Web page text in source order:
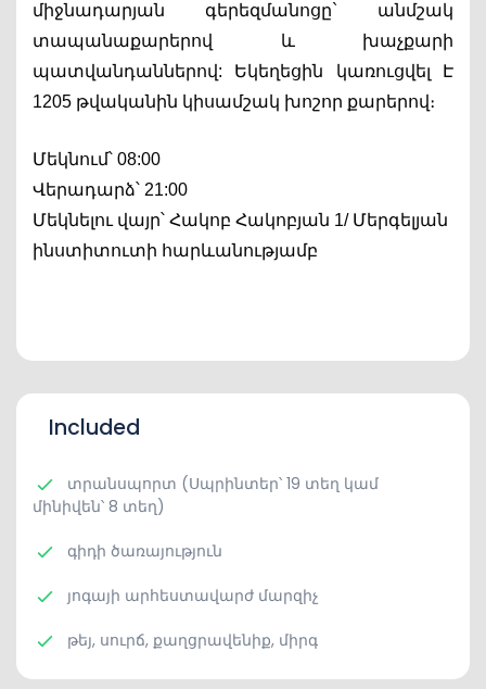
միջնադարյան գերեզմանոցը` անմշակ
տապանաքարերով և խաչքարի
պատվանդաններով: Եկեղեցին կառուցվել Է
1205 թվականին կիսամշակ խոշոր քարերով։
Մեկնում՝ 08:00
Վերադարձ՝ 21:00
Մեկնելու վայր՝ Հակոբ Հակոբյան 1/ Մերգելյան
ինստիտուտի հարևանությամբ
Included
տրանսպորտ (Սպրինտեր՝ 19 տեղ կամ
մինիվեն՝ 8 տեղ)
գիդի ծառայություն
յոգայի արհեստավարժ մարզիչ
թեյ, սուրճ, քաղցրավենիք, միրգ